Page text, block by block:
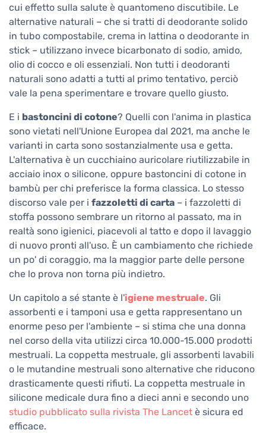
cui effetto sulla salute è quantomeno discutibile. Le
alternative naturali – che si tratti di deodorante solido
in tubo compostabile, crema in lattina o deodorante in
stick – utilizzano invece bicarbonato di sodio, amido,
olio di cocco e oli essenziali. Non tutti i deodoranti
naturali sono adatti a tutti al primo tentativo, perciò
vale la pena sperimentare e trovare quello giusto.
E i bastoncini di cotone? Quelli con l'anima in plastica
sono vietati nell'Unione Europea dal 2021, ma anche le
varianti in carta sono sostanzialmente usa e getta.
L'alternativa è un cucchiaino auricolare riutilizzabile in
acciaio inox o silicone, oppure bastoncini di cotone in
bambù per chi preferisce la forma classica. Lo stesso
discorso vale per i fazzoletti di carta – i fazzoletti di
stoffa possono sembrare un ritorno al passato, ma in
realtà sono igienici, piacevoli al tatto e dopo il lavaggio
di nuovo pronti all'uso. È un cambiamento che richiede
un po' di coraggio, ma la maggior parte delle persone
che lo prova non torna più indietro.
Un capitolo a sé stante è l'igiene mestruale. Gli
assorbenti e i tamponi usa e getta rappresentano un
enorme peso per l'ambiente – si stima che una donna
nel corso della vita utilizzi circa 10.000-15.000 prodotti
mestruali. La coppetta mestruale, gli assorbenti lavabili
o le mutandine mestruali sono alternative che riducono
drasticamente questi rifiuti. La coppetta mestruale in
silicone medicale dura fino a dieci anni e secondo uno
studio pubblicato sulla rivista The Lancet è sicura ed
efficace.